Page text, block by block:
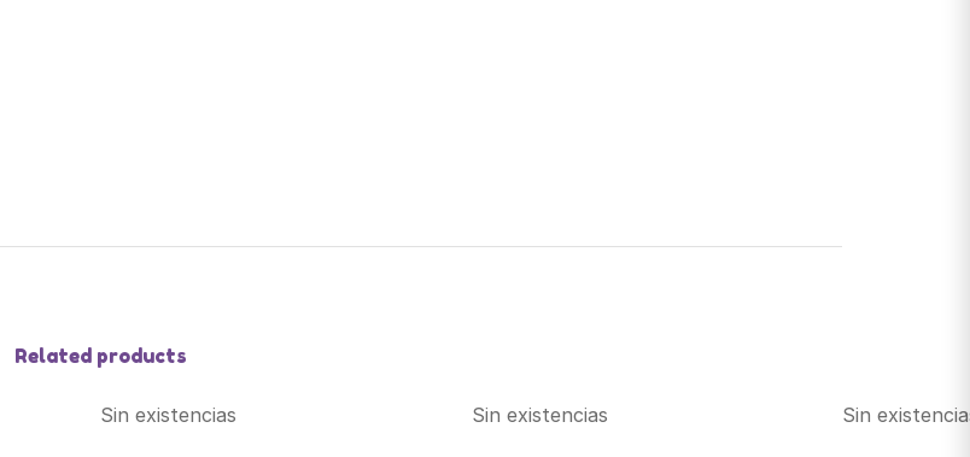
Related products
Sin existencias Sin existencias Sin